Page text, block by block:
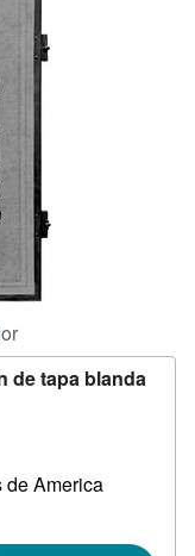
de tapa blanda
de America